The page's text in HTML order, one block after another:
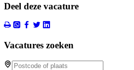
Deel deze vacature
Vacatures zoeken